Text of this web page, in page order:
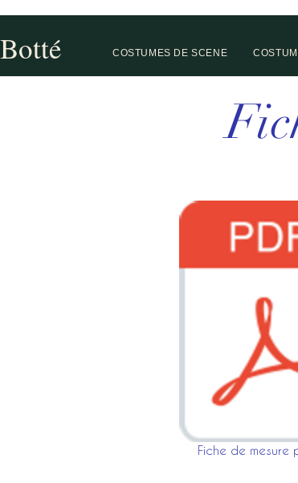
COSTUMES DE SCENE
Fiche de mesure